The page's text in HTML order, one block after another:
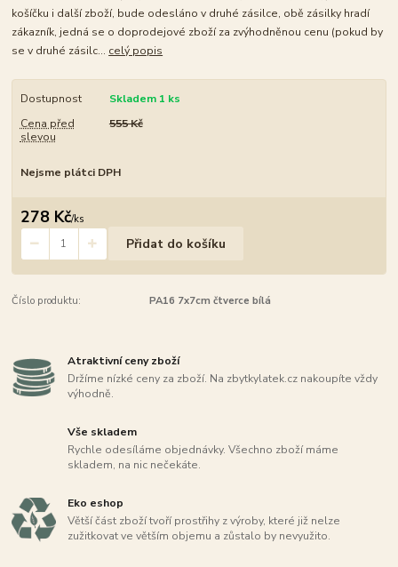
košíčku i další zboží, bude odesláno v druhé zásilce, obě zásilky hradí
zákazník, jedná se o doprodejové zboží za zvýhodněnou cenu (pokud by
se v druhé zásilc... celý popis
Dostupnost
Skladem 1 ks
Cena před
slevou
555 Kč
Nejsme plátci DPH
278 Kč/ks
Přidat do košíku
Číslo produktu: PA16 7x7cm čtverce bílá
Atraktivní ceny zboží
Držíme nízké ceny za zboží. Na zbytkylatek.cz nakoupíte vždy
výhodně.
Vše skladem
Rychle odesíláme objednávky. Všechno zboží máme
skladem, na nic nečekáte.
Eko eshop
Větší část zboží tvoří prostřihy z výroby, které již nelze
zužitkovat ve větším objemu a zůstalo by nevyužito.